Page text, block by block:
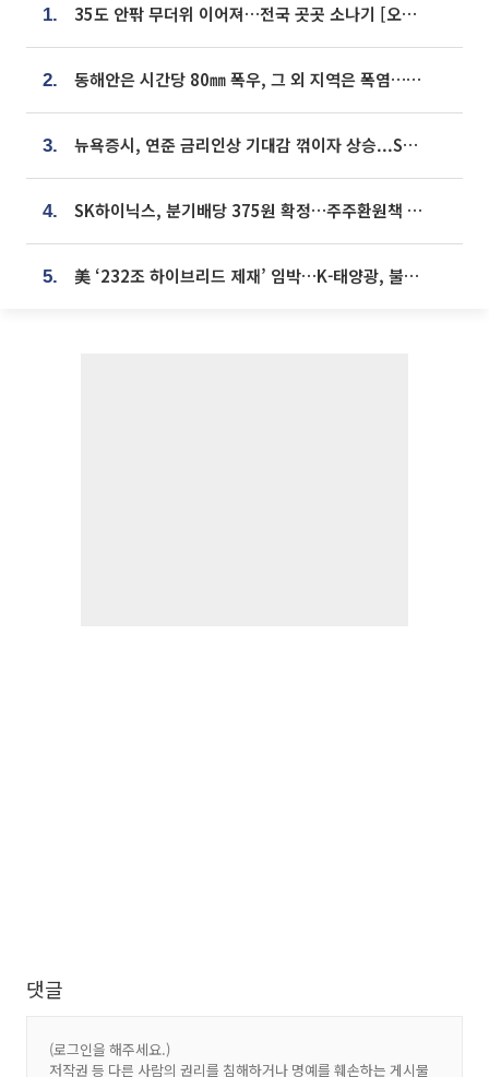
1. 35도 안팎 무더위 이어져…전국 곳곳 소나기 [오늘 날씨]
2. 동해안은 시간당 80㎜ 폭우, 그 외 지역은 폭염…‘극과 극 날씨’
3. 뉴욕증시, 연준 금리인상 기대감 꺾이자 상승...S&P500 사상 최고치 [종합]
4. SK하이닉스, 분기배당 375원 확정…주주환원책 9월로 앞당겨 발표
5. 美 ‘232조 하이브리드 제재’ 임박…K-태양광, 불확실성 털고 날개 다나
댓글